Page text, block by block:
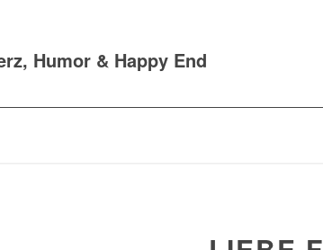
Humor & Happy End